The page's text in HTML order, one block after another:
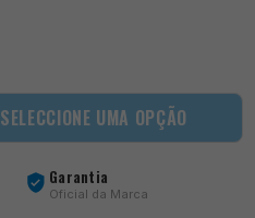
SELECCIONE UMA OPÇÃO
Garantia
Oficial da Marca